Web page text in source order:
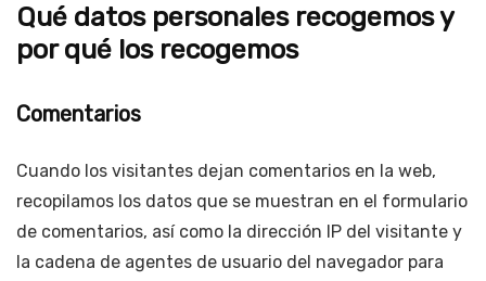
Qué datos personales recogemos y
por qué los recogemos
Comentarios
Cuando los visitantes dejan comentarios en la web,
recopilamos los datos que se muestran en el formulario
de comentarios, así como la dirección IP del visitante y
la cadena de agentes de usuario del navegador para